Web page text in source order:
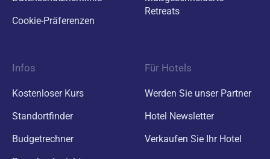
Cookie-Präferenzen
Retreats
Infos
Kostenloser Kurs
Standortfinder
Budgetrechner
Für Hotels
Werden Sie unser Partner
Hotel Newsletter
Verkaufen Sie Ihr Hotel